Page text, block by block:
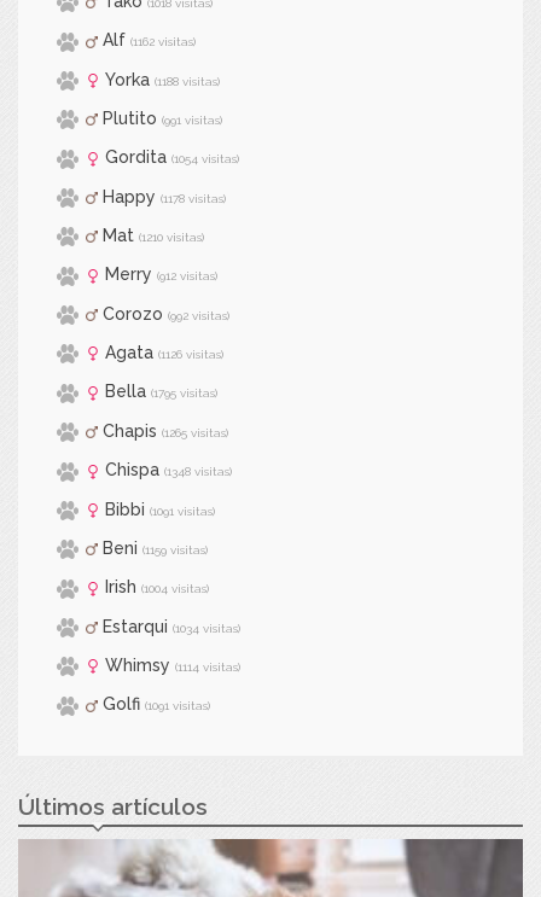
(1018 visitas)
Alf (1162 visitas)
Yorka (1188 visitas)
Plutito (991 visitas)
Gordita (1054 visitas)
Happy (1178 visitas)
Mat (1210 visitas)
Merry (912 visitas)
Corozo (992 visitas)
Agata (1126 visitas)
Bella (1795 visitas)
Chapis (1265 visitas)
Chispa (1348 visitas)
Bibbi (1091 visitas)
Beni (1159 visitas)
Irish (1004 visitas)
Estarqui (1034 visitas)
Whimsy (1114 visitas)
Golfi (1091 visitas)
Últimos artículos